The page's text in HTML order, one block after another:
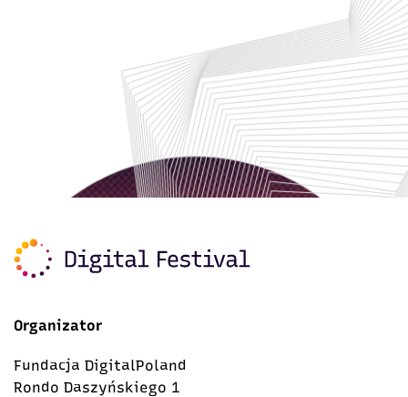
Organizator
Fundacja DigitalPoland
Rondo Daszyńskiego 1